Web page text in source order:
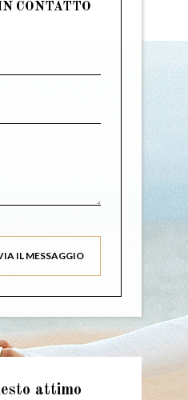
CONTATTO
attimo